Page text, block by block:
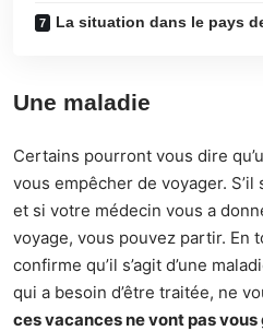
La situation dans le pays
Une maladie
Certains pourront vous dire
vous empêcher de voyager. S’il
et si votre médecin vous a
voyage, vous pouvez partir. En
confirme qu’il s’agit d’une
qui a besoin d’être traitée, ne
ces vacances ne vont pas vous